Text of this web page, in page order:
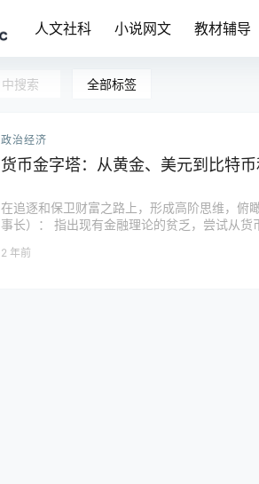
人文社科 小说网文 教材辅导
全部标签
政治经济
货币金字塔：从黄金、美元到比特
在追逐和保卫财富之路上，形成高阶思维，俯
事长）： 指出现有金融理论的贫乏，尝试从
2 年前